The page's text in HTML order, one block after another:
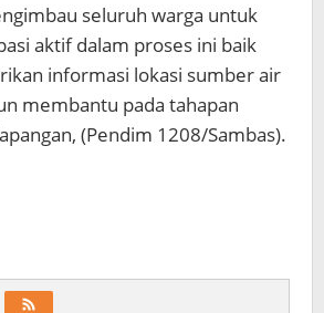
seluruh warga untuk
aktif dalam proses ini baik
informasi lokasi sumber air
membantu pada tahapan
(Pendim 1208/Sambas).